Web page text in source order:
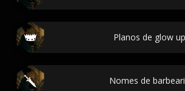
Planos de glow up
Nomes de